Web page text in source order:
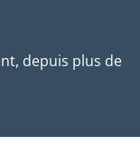
depuis plus de